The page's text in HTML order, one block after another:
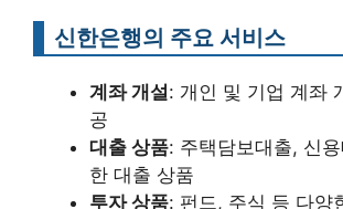
신한은행의 주요 서비스
계좌 개설: 개인 및 기업 계좌
공
대출 상품: 주택담보대출, 신
한 대출 상품
투자 상품: 펀드, 주식 등 다양